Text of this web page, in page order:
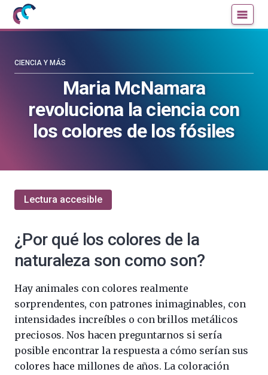
Mujeres
con
blog
Maria McNamara
revoluciona la ciencia con
los colores de los fósiles
CIENCIA Y MÁS
Lectura accesible
¿Por qué los colores de la
naturaleza son como son?
Hay animales con colores realmente
sorprendentes, con patrones inimaginables, con
intensidades increíbles o con brillos metálicos
preciosos. Nos hacen preguntarnos si sería
posible encontrar la respuesta a cómo serían sus
colores hace millones de años. La coloración